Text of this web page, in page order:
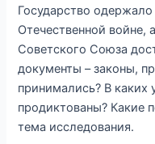
Государство
Отечественной войне,
Советского Союза
документы – законы,
принимались? В каких
продиктованы? Какие
тема исследования.